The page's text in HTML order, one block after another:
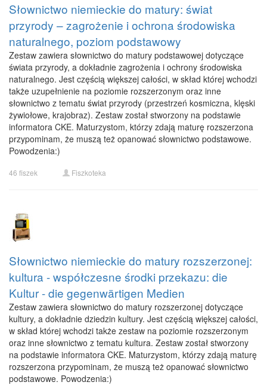
Słownictwo niemieckie do matury: świat
przyrody – zagrożenie i ochrona środowiska
naturalnego, poziom podstawowy
Zestaw zawiera słownictwo do matury podstawowej dotyczące
świata przyrody, a dokładnie zagrożenia i ochrony środowiska
naturalnego. Jest częścią większej całości, w skład której wchodzi
także uzupełnienie na poziomie rozszerzonym oraz inne
słownictwo z tematu świat przyrody (przestrzeń kosmiczna, klęski
żywiołowe, krajobraz). Zestaw został stworzony na podstawie
informatora CKE. Maturzystom, którzy zdają maturę rozszerzona
przypominam, że muszą też opanować słownictwo podstawowe.
Powodzenia:)
46 fiszek Fiszkoteka
Słownictwo niemieckie do matury rozszerzonej:
kultura - współczesne środki przekazu: die
Kultur - die gegenwärtigen Medien
Zestaw zawiera słownictwo do matury rozszerzonej dotyczące
kultury, a dokładnie dziedzin kultury. Jest częścią większej całości,
w skład której wchodzi także zestaw na poziomie rozszerzonym
oraz inne słownictwo z tematu kultura. Zestaw został stworzony
na podstawie informatora CKE. Maturzystom, którzy zdają maturę
rozszerzona przypominam, że muszą też opanować słownictwo
podstawowe. Powodzenia:)